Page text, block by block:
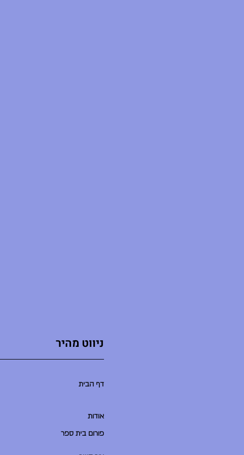
ניווט מהיר
דף הבית
אודות
פורום בית ספר